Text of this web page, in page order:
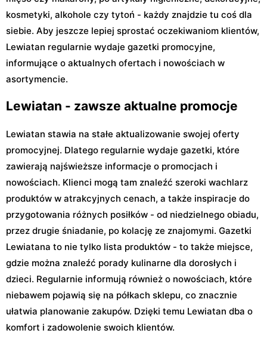
kosmetyki, alkohole czy tytoń - każdy znajdzie tu coś dla
siebie. Aby jeszcze lepiej sprostać oczekiwaniom klientów,
Lewiatan regularnie wydaje gazetki promocyjne,
informujące o aktualnych ofertach i nowościach w
asortymencie.
Lewiatan - zawsze aktualne promocje
Lewiatan stawia na stałe aktualizowanie swojej oferty
promocyjnej. Dlatego regularnie wydaje gazetki, które
zawierają najświeższe informacje o promocjach i
nowościach. Klienci mogą tam znaleźć szeroki wachlarz
produktów w atrakcyjnych cenach, a także inspiracje do
przygotowania różnych posiłków - od niedzielnego obiadu,
przez drugie śniadanie, po kolację ze znajomymi. Gazetki
Lewiatana to nie tylko lista produktów - to także miejsce,
gdzie można znaleźć porady kulinarne dla dorosłych i
dzieci. Regularnie informują również o nowościach, które
niebawem pojawią się na półkach sklepu, co znacznie
ułatwia planowanie zakupów. Dzięki temu Lewiatan dba o
komfort i zadowolenie swoich klientów.